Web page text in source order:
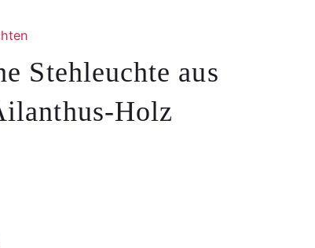
Stehleuchte aus
Holz